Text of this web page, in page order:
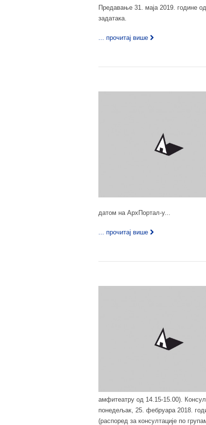
Предавање 31. маја 2019. године
задатака.
... прочитај више
датом на АрхПортал-у...
... прочитај више
амфитеатру од 14.15-15.00).
понедељак, 25. фебруара 2018.
(распоред за консултације по